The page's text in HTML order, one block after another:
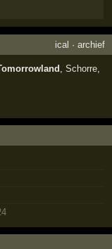
ical · archief
,Schorre